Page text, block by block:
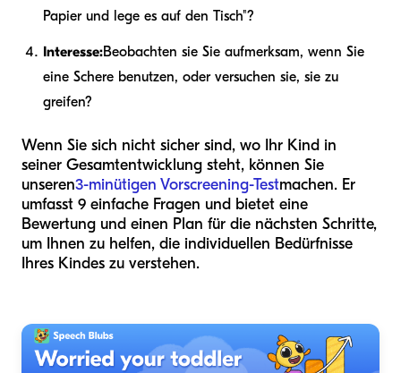
Papier und lege es auf den Tisch"?
Interesse:Beobachten sie Sie aufmerksam, wenn Sie
eine Schere benutzen, oder versuchen sie, sie zu
greifen?
Wenn Sie sich nicht sicher sind, wo Ihr Kind in
seiner Gesamtentwicklung steht, können Sie
unseren3-minütigen Vorscreening-Testmachen. Er
umfasst 9 einfache Fragen und bietet eine
Bewertung und einen Plan für die nächsten Schritte,
um Ihnen zu helfen, die individuellen Bedürfnisse
Ihres Kindes zu verstehen.